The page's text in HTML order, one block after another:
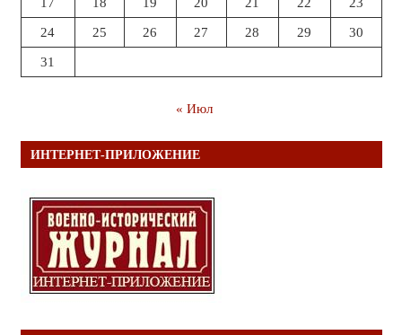
24 25 26 27 28 29 30
31
« Июл
ИНТЕРНЕТ-ПРИЛОЖЕНИЕ